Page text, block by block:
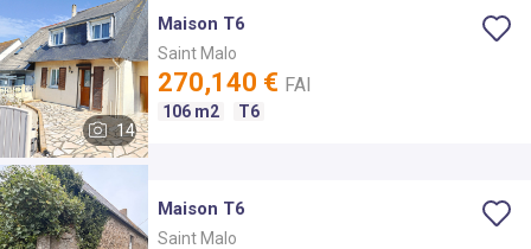
VOIR LES BIENS
14
Maison T6
Saint Malo
270,140 € FAI
106 m2 T6
Maison T6
Saint Malo